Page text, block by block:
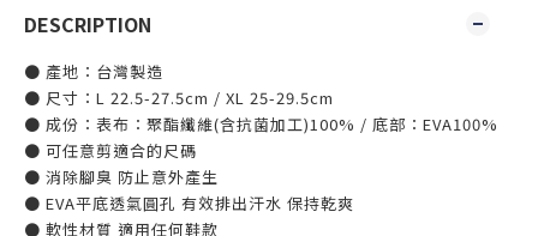
DESCRIPTION
● 產地：台灣製造
● 尺寸：L 22.5-27.5cm / XL 25-29.5cm
● 成份：表布：聚酯纖維(含抗菌加工)100% / 底部：EVA100%
● 可任意剪適合的尺碼
● 消除腳臭 防止意外產生
● EVA平底透氣圓孔 有效排出汗水 保持乾爽
● 軟性材質 適用任何鞋款